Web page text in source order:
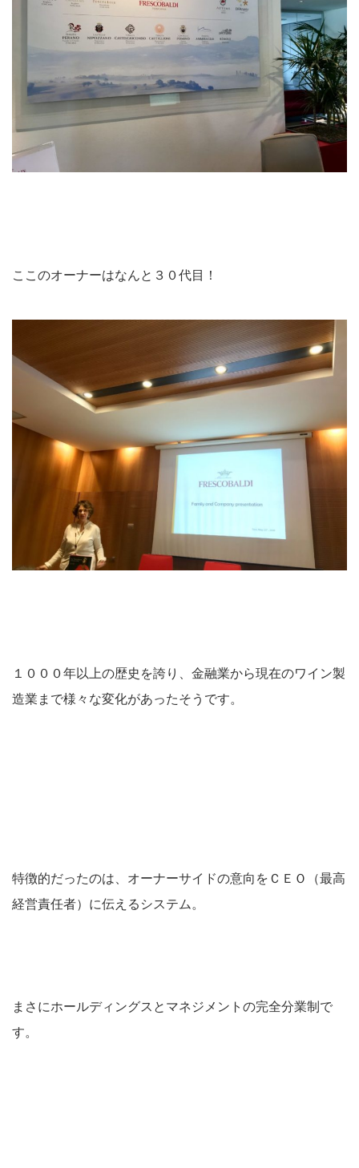
ここのオーナーはなんと３０代目！
１０００年以上の歴史を誇り、金融業から現在のワイン製
造業まで様々な変化があったそうです。
特徴的だったのは、オーナーサイドの意向をＣＥＯ（最高
経営責任者）に伝えるシステム。
まさにホールディングスとマネジメントの完全分業制で
す。